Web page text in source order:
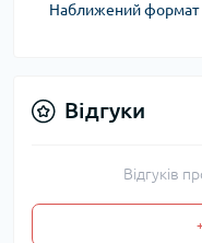
Наближений формат
Відгуки
Відгуків